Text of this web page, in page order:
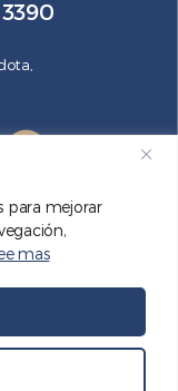
para mejorar
mas